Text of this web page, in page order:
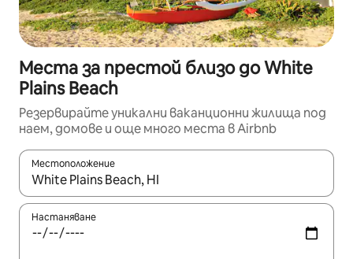
Места за престой близо до White
Plains Beach
Резервирайте уникални ваканционни жилища под
наем, домове и още много места в Airbnb
Местоположение
Когато резултатите се покажат, използвайте
Настаняване